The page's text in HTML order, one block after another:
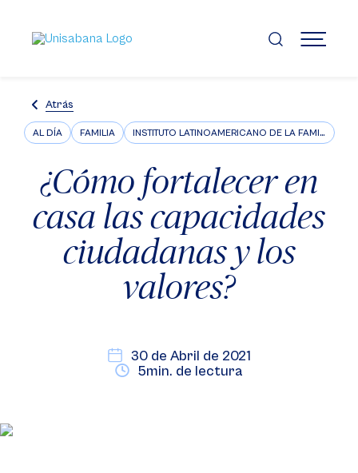
contenido
principal
MENÚ
Atrás
AL DÍA FAMILIA INSTITUTO LATINOAMERICANO DE LA FAMILIA ILFARUS
¿Cómo fortalecer en
casa las capacidades
ciudadanas y los
valores?
30 de Abril de 2021
5min. de lectura